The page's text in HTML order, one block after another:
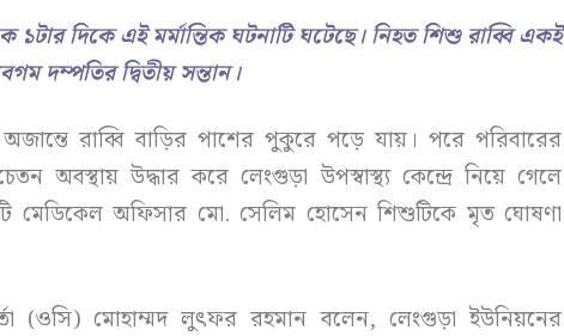
দিকে এই মর্মান্তিক ঘটনাটি ঘটেছে। নিহত শিশু রাব্বি একই
দম্পতির দ্বিতীয় সন্তান।
অজান্তে রাব্বি বাড়ির পাশের পুকুরে পড়ে যায়। পরে পরিবারের
অবস্থায় উদ্ধার করে লেংগুড়া উপস্বাস্থ্য কেন্দ্রে নিয়ে গেলে
মেডিকেল অফিসার মো. সেলিম হোসেন শিশুটিকে মৃত ঘোষণা
(ওসি) মোহাম্মদ লুৎফর রহমান বলেন, লেংগুড়া ইউনিয়নের